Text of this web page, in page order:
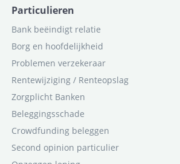
Particulieren
Bank beëindigt relatie
Borg en hoofdelijkheid
Problemen verzekeraar
Rentewijziging / Renteopslag
Zorgplicht Banken
Beleggingsschade
Crowdfunding beleggen
Second opinion particulier